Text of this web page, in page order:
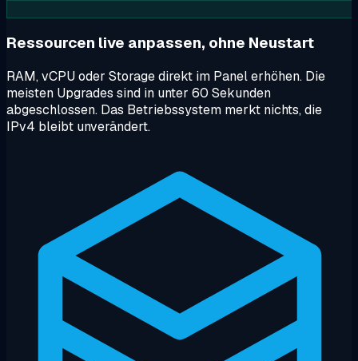
Ressourcen live anpassen, ohne Neustart
RAM, vCPU oder Storage direkt im Panel erhöhen. Die
meisten Upgrades sind in unter 60 Sekunden
abgeschlossen. Das Betriebssystem merkt nichts, die
IPv4 bleibt unverändert.